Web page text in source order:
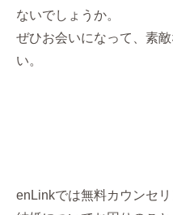
ないでしょうか。
ぜひお会いになって、素
い。
enLinkでは無料カウンセ